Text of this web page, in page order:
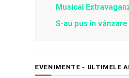
Musical
S-au pus în vânzare
EVENIMENTE - ULTIMELE